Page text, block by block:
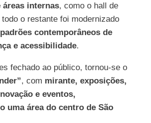
áreas internas, como o hall de
o restante foi modernizado
padrões contemporâneos de
e acessibilidade.
fechado ao público, tornou-se o
, com mirante, exposições,
e eventos,
uma área do centro de São